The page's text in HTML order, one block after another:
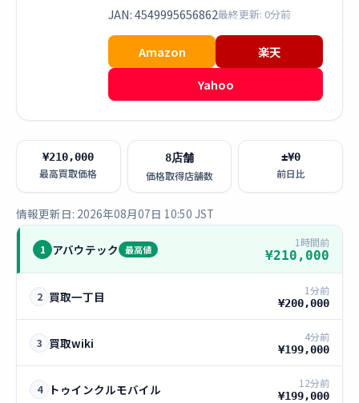
JAN: 4549995656862最終更新: 0分前
Amazon
楽天
Yahoo
¥210,000
最高買取価格
8店舗
価格取得店舗数
±¥0
前日比
情報更新日: 2026年08月07日 10:50 JST
1 アバウテック 最高値
1時間前
¥210,000
2 買取一丁目 1分前
¥200,000
3 買取wiki 4分前
¥199,000
4 トゥインクルモバイル 12分前
¥199,000